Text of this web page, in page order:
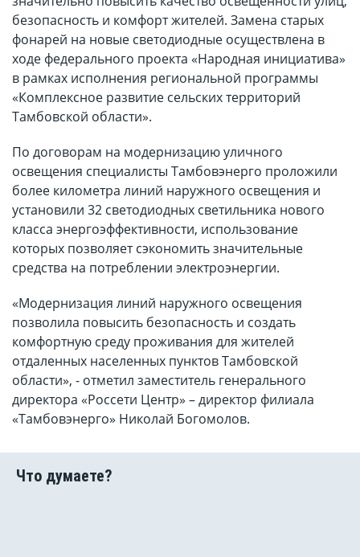
безопасность и комфорт жителей. Замена старых
фонарей на новые светодиодные осуществлена в
ходе федерального проекта «Народная инициатива»
в рамках исполнения региональной программы
«Комплексное развитие сельских территорий
Тамбовской области».
По договорам на модернизацию уличного
освещения специалисты Тамбовэнерго проложили
более километра линий наружного освещения и
установили 32 светодиодных светильника нового
класса энергоэффективности, использование
которых позволяет сэкономить значительные
средства на потреблении электроэнергии.
«Модернизация линий наружного освещения
позволила повысить безопасность и создать
комфортную среду проживания для жителей
отдаленных населенных пунктов Тамбовской
области», - отметил заместитель генерального
директора «Россети Центр» – директор филиала
«Тамбовэнерго» Николай Богомолов.